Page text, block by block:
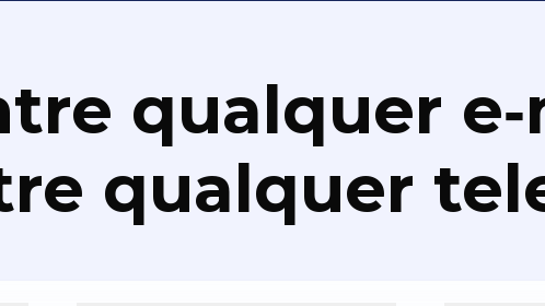
qualquer
qualquer